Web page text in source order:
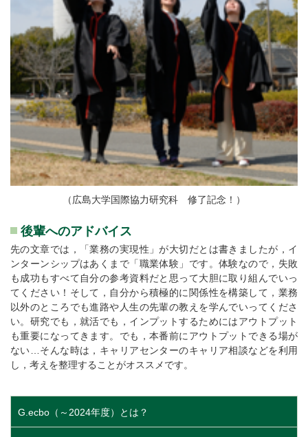
（広島大学国際協力研究科 修了記念！）
後輩へのアドバイス
先の文章では，「業務の実現性」が大切だとは書きましたが，イ
ンターンシップはあくまで「職業体験」です。体験なので，失敗
も成功もすべて自分の参考資料だと思って大胆に取り組んでいっ
てください！そして，自分から積極的に関係性を構築して，業務
以外のところでも進路や人生の先輩の教えを学んでいってくださ
い。研究でも，就活でも，インプットするためにはアウトプット
も重要になってきます。でも，本番前にアウトプットできる場が
ない…そんな時は，キャリアセンターのキャリア相談などを利用
し，考えを整理することがオススメです。
G.ecbo（～2024年度）とは？